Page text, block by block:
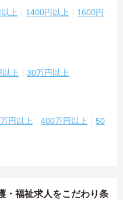
上 1400円以上
1600円
以上 30万円以上
円以上 400万円以上
50
・福祉求人をこだわり条